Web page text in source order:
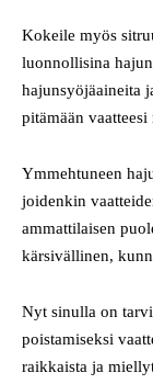
Kokeile myös
luonnollisina
hajunsyöjäaineita
pitämään
Ymmehtuneen
joidenkin
ammattilaisen
kärsivällinen,
Nyt sinulla on
poistamiseksi
raikkaista ja